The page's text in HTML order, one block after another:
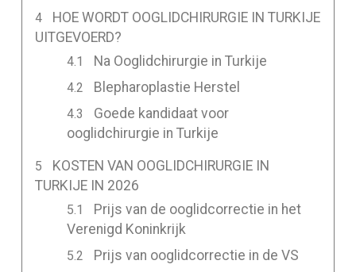
HOE WORDT OOGLIDCHIRURGIE IN TURKIJE
UITGEVOERD?
Na Ooglidchirurgie in Turkije
Blepharoplastie Herstel
Goede kandidaat voor
ooglidchirurgie in Turkije
KOSTEN VAN OOGLIDCHIRURGIE IN
TURKIJE IN 2026
Prijs van de ooglidcorrectie in het
Verenigd Koninkrijk
Prijs van ooglidcorrectie in de VS